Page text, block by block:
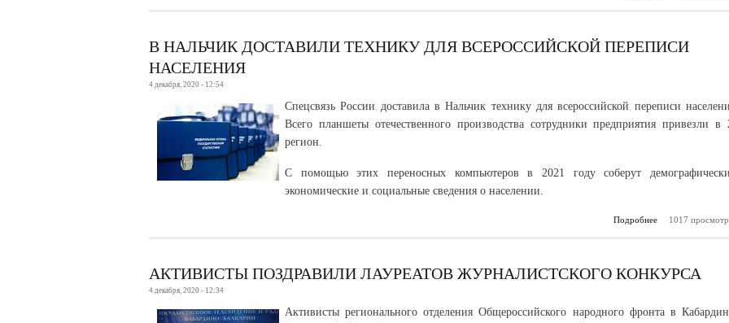
В НАЛЬЧИК ДОСТАВИЛИ ТЕХНИКУ ДЛЯ ВСЕРОССИЙСКОЙ ПЕРЕПИСИ
НАСЕЛЕНИЯ
4 декабря, 2020 - 12:54
Спецсвязь России доставила в Нальчик технику для всероссийской переписи
Всего планшеты отечественного производства сотрудники предприятия привезли в
регион.
С помощью этих переносных компьютеров в 2021 году соберут
экономические и социальные сведения о населении.
Подробнее
о В Нальчик
1017
АКТИВИСТЫ ПОЗДРАВИЛИ ЛАУРЕАТОВ ЖУРНАЛИСТСКОГО КОНКУРСА
4 декабря, 2020 - 12:34
Активисты регионального отделения Общероссийского народного фронта в